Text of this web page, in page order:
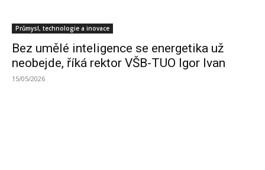
Průmysl, technologie a inovace
Bez umělé inteligence se energetika už
neobejde, říká rektor VŠB-TUO Igor Ivan
15/05/2026